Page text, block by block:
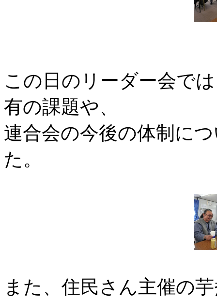
この日のリーダー会で
有の課題や、
連合会の今後の体制に
た。
また、住民さん主催の